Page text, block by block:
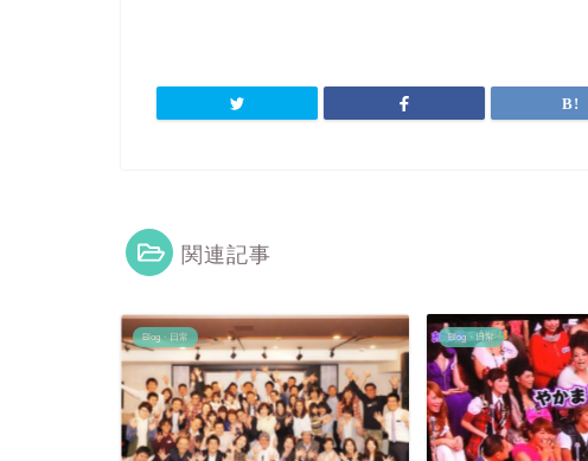
関連記事
Blog・日常 Blog・日常